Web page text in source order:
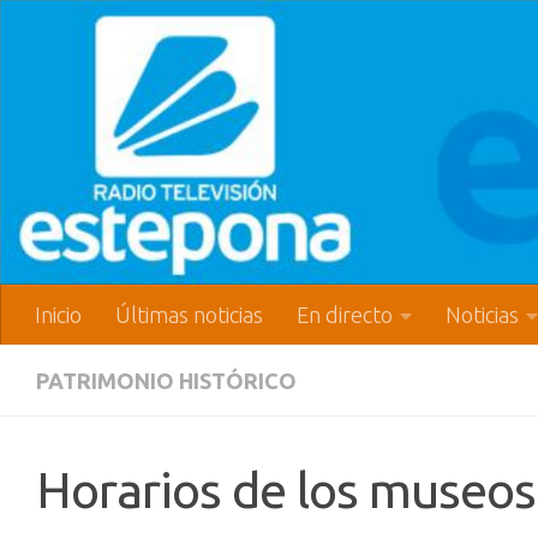
Inicio Últimas noticias En directo Noticias
PATRIMONIO HISTÓRICO
Horarios de los